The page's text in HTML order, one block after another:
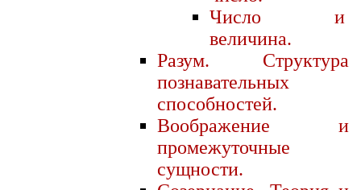
Число и
величина.
Разум. Структура
познавательных
способностей.
Воображение и
промежуточные
сущности.